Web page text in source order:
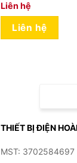
Liên hệ
Liên hệ
THIẾT BỊ ĐIỆN
MST: 3702584697